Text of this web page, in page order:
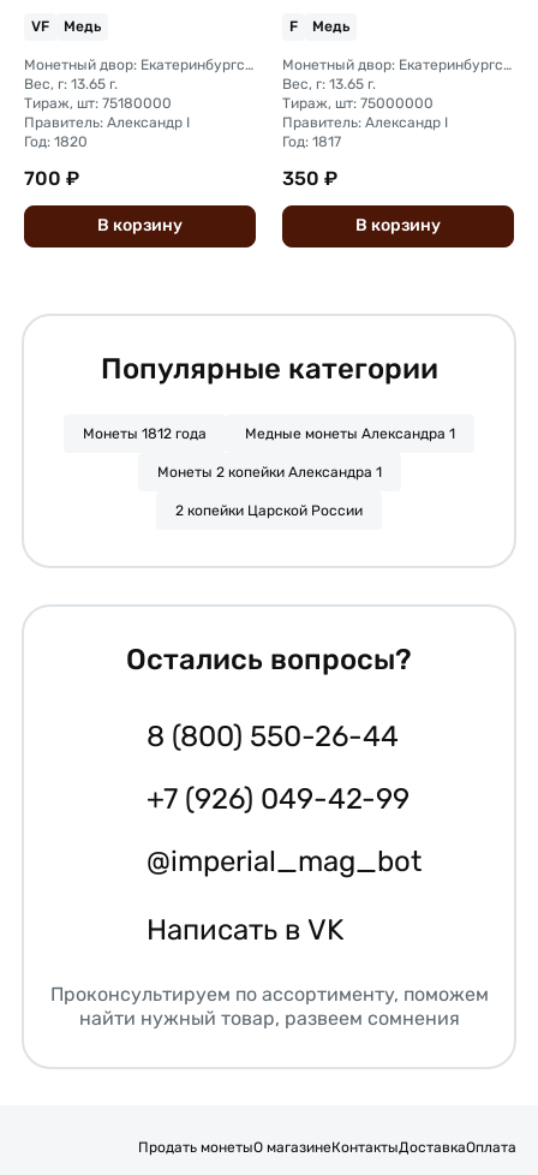
VF Медь
Монетный двор: Екатеринбургский монетный двор
Вес, г: 13.65 г.
Тираж, шт: 75180000
Правитель: Александр I
Год: 1820
700 ₽
В корзину
F Медь
Монетный двор: Екатеринбургский монетный двор
Вес, г: 13.65 г.
Тираж, шт: 75000000
Правитель: Александр I
Год: 1817
350 ₽
В корзину
Популярные категории
Монеты 1812 года Медные монеты Александра 1
Монеты 2 копейки Александра 1
2 копейки Царской России
Остались вопросы?
8 (800) 550-26-44
+7 (926) 049-42-99
@imperial_mag_bot
Написать в VK
Проконсультируем по ассортименту, поможем
найти нужный товар, развеем сомнения
Продать монетыО магазинеКонтактыДоставкаОплата